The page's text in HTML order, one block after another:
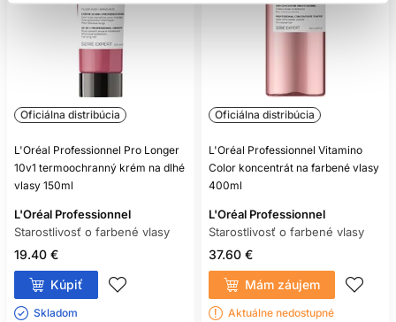
Oficiálna distribúcia
L'Oréal Professionnel Pro Longer
10v1 termoochranný krém na dlhé
vlasy 150ml
L'Oréal Professionnel
Starostlivosť o farbené vlasy
19.40 €
Kúpiť
Skladom ㅤ
Oficiálna distribúcia
L'Oréal Professionnel Vitamino
Color koncentrát na farbené vlasy
400ml
L'Oréal Professionnel
Starostlivosť o farbené vlasy
37.60 €
Mám záujem
Aktuálne nedostupné